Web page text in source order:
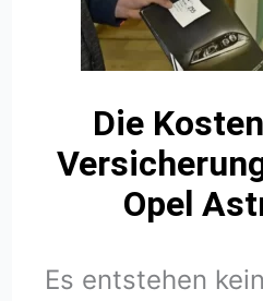
Die
Opel
Es entstehen